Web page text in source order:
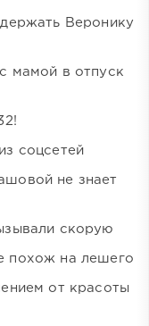
Веронику
мамой в отпуск
соцсетей
не знает
скорую
похож на лешего
от красоты